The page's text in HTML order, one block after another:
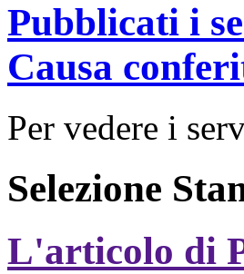
Pubblicati i
Causa
Per vedere i
Selezione
L'articolo di